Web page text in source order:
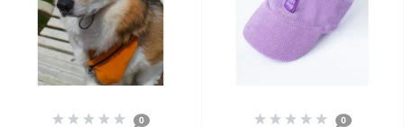
0 0